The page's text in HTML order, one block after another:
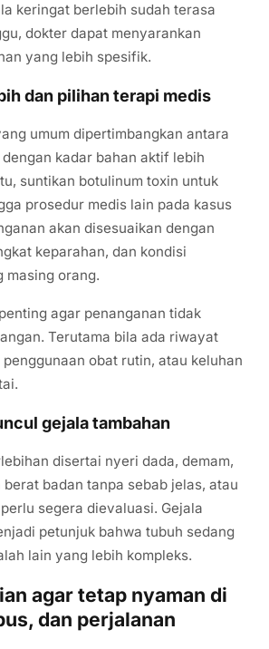
keringat berlebih sudah terasa
dokter dapat menyarankan
yang lebih spesifik.
dan pilihan terapi medis
umum dipertimbangkan antara
kadar bahan aktif lebih
suntikan botulinum toxin untuk
prosedur medis lain pada kasus
akan disesuaikan dengan
keparahan, dan kondisi
masing orang.
agar penanganan tidak
Terutama bila ada riwayat
obat rutin, atau keluhan
gejala tambahan
disertai nyeri dada, demam,
badan tanpa sebab jelas, atau
segera dievaluasi. Gejala
petunjuk bahwa tubuh sedang
lain yang lebih kompleks.
agar tetap nyaman di
dan perjalanan